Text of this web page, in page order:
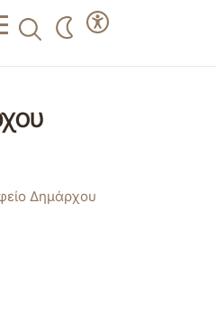
Δημάρχου